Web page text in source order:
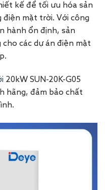
kế để tối ưu hóa sản
điện mặt trời. Với công
hành ổn định, sản
các dự án điện mặt
20kW SUN-20K-G05
hãng, đảm bảo chất